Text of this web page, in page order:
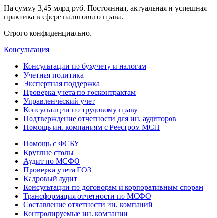
На сумму 3,45 млрд руб. Постоянная, актуальная и успешная
практика в сфере налогового права.
Строго конфиденциально.
Консультация
Консультации по бухучету и налогам
Учетная политика
Экспертная поддержка
Проверка учета по госконтрактам
Управленческий учет
Консультации по трудовому праву
Подтверждение отчетности для ин. аудиторов
Помощь ин. компаниям с Реестром МСП
Помощь с ФСБУ
Круглые столы
Аудит по МСФО
Проверка учета ГОЗ
Кадровый аудит
Консультации по договорам и корпоративным спорам
Трансформация отчетности по МСФО
Составление отчетности ин. компаний
Контролируемые ин. компании